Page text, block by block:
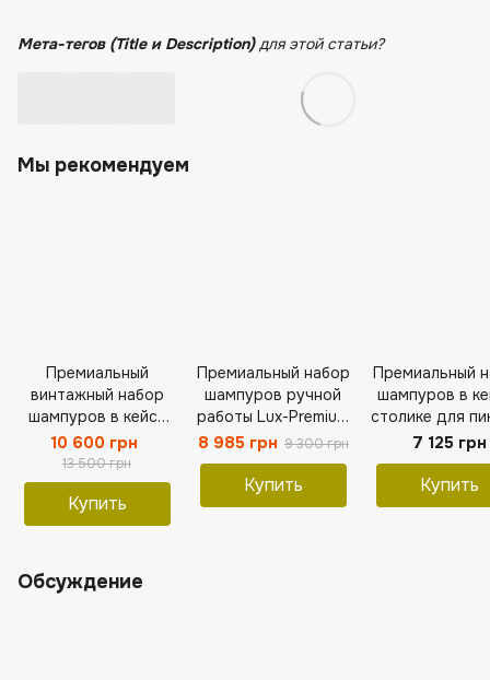
Мета-тегов (Title и Description)для этой статьи?
Мы рекомендуем
Премиальный
винтажный набор
шампуров в кейсе
Vintage №2.
Подарок для
мужчины.
10 600 грн
13 500 грн
Купить
Премиальный набор
шампуров ручной
работы Lux-Premium
№10
8 985 грн 9 300 грн
Купить
Премиальный
шампуров в
столике для
Viking
7 125 грн
Купить
Обсуждение